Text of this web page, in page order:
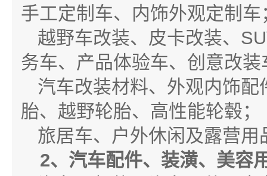
手工定制车、内饰外观定制车
越野车改装、皮卡改装、
务车、产品体验车、创意改装
汽车改装材料、外观内饰
胎、越野轮胎、高性能轮毂；
旅居车、户外休闲及露营用
2、汽车配件、装潢、美容